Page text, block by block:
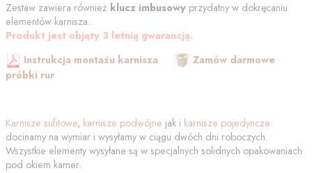
Zestaw zawiera również klucz imbusowy przydatny w dokręcaniu
elementów karnisza.
Produkt jest objęty 3 letnią gwarancją.
Instrukcja montażu karnisza
Zamów darmowe
próbki rur
Karnisze sufitowe, karnisze podwójne jak i karnisze pojedyncze
docinamy na wymiar i wysyłamy w ciągu dwóch dni roboczych.
Wszystkie elementy wysyłane są w specjalnych solidnych opakowaniach
pod okiem kamer.